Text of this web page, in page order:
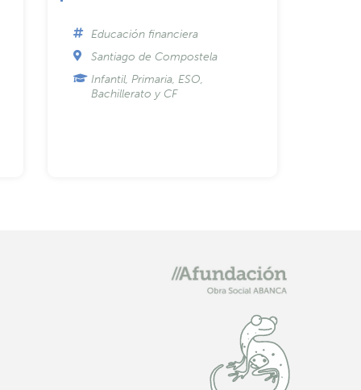
Educación financiera
Santiago de Compostela
Infantil, Primaria, ESO,
Bachillerato y CF